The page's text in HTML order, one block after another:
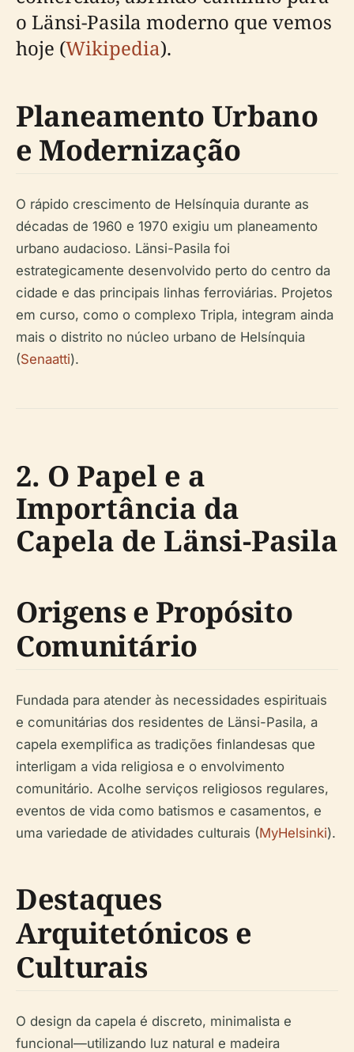
o Länsi-Pasila moderno que vemos
hoje (Wikipedia).
Planeamento Urbano
e Modernização
O rápido crescimento de Helsínquia durante as
décadas de 1960 e 1970 exigiu um planeamento
urbano audacioso. Länsi-Pasila foi
estrategicamente desenvolvido perto do centro da
cidade e das principais linhas ferroviárias. Projetos
em curso, como o complexo Tripla, integram ainda
mais o distrito no núcleo urbano de Helsínquia
(Senaatti).
2. O Papel e a
Importância da
Capela de Länsi-Pasila
Origens e Propósito
Comunitário
Fundada para atender às necessidades espirituais
e comunitárias dos residentes de Länsi-Pasila, a
capela exemplifica as tradições finlandesas que
interligam a vida religiosa e o envolvimento
comunitário. Acolhe serviços religiosos regulares,
eventos de vida como batismos e casamentos, e
uma variedade de atividades culturais (MyHelsinki).
Destaques
Arquitetónicos e
Culturais
O design da capela é discreto, minimalista e
funcional—utilizando luz natural e madeira